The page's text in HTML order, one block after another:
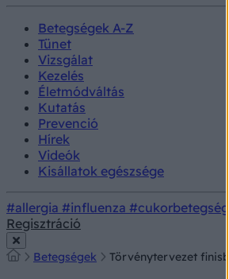
Betegségek A-Z
Tünet
Vizsgálat
Kezelés
Életmódváltás
Kutatás
Prevenció
Hírek
Videók
Kisállatok egészsége
#allergia #influenza #cukorbetegség
Regisztráció
Betegségek Törvénytervezet